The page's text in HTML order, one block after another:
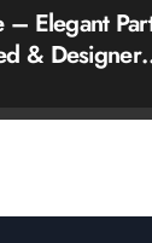
– Elegant
& Designer